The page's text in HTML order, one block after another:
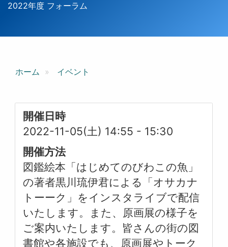
2022年度 フォーラム
ホーム イベント
開催日時
2022-11-05(土) 14:55 - 15:30
開催方法
図鑑絵本「はじめてのびわこの魚」
の著者黒川琉伊君による「オサカナ
トーーク」をインスタライブで配信
いたします。また、原画展の様子を
ご案内いたします。皆さんの街の図
書館や各施設でも、原画展やトーク